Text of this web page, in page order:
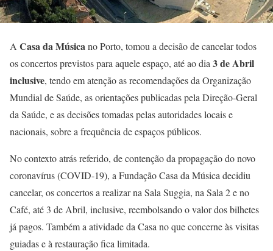
A Casa da Músicano Porto, tomou a decisão de cancelar todos
os concertos previstos para aquele espaço, até ao dia3 de Abril
inclusive, tendo em atenção as recomendações da Organização
Mundial de Saúde, as orientações publicadas pela Direção-Geral
da Saúde, e as decisões tomadas pelas autoridades locais e
nacionais, sobre a frequência de espaços públicos.
No contexto atrás referido, de contenção da propagação do novo
coronavírus (COVID-19), a Fundação Casa da Música decidiu
cancelar, os concertos a realizar na Sala Suggia, na Sala 2 e no
Café, até 3 de Abril, inclusive, reembolsando o valor dos bilhetes
já pagos. Também a atividade da Casa no que concerne às visitas
guiadas e à restauração fica limitada.